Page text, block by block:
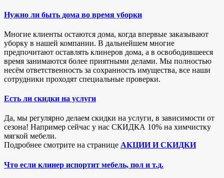
Нужно ли быть дома во время уборки
Многие клиенты остаются дома, когда впервые заказывают
уборку в нашей компании. В дальнейшем многие
предпочитают оставлять клинеров дома, а в освободившееся
время занимаются более приятными делами. Мы полностью
несём ответственность за сохранность имущества, все наши
сотрудники проходят специальные проверки.
Есть ли скидки на услуги
Да, мы регулярно делаем скидки на услуги, в зависимости от
сезона! Например сейчас у нас СКИДКА 10% на химчистку
мягкой мебели.
Подробнее смотрите на странице АКЦИИ И СКИДКИ
Что если клинер испортит мебель, пол и т.д.